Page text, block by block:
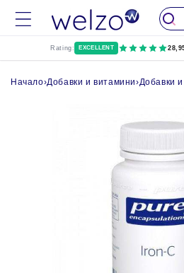
Пропуснете до
съдържание
Rating: EXCELLENT
Начало›Добавки и витамини›Добавки